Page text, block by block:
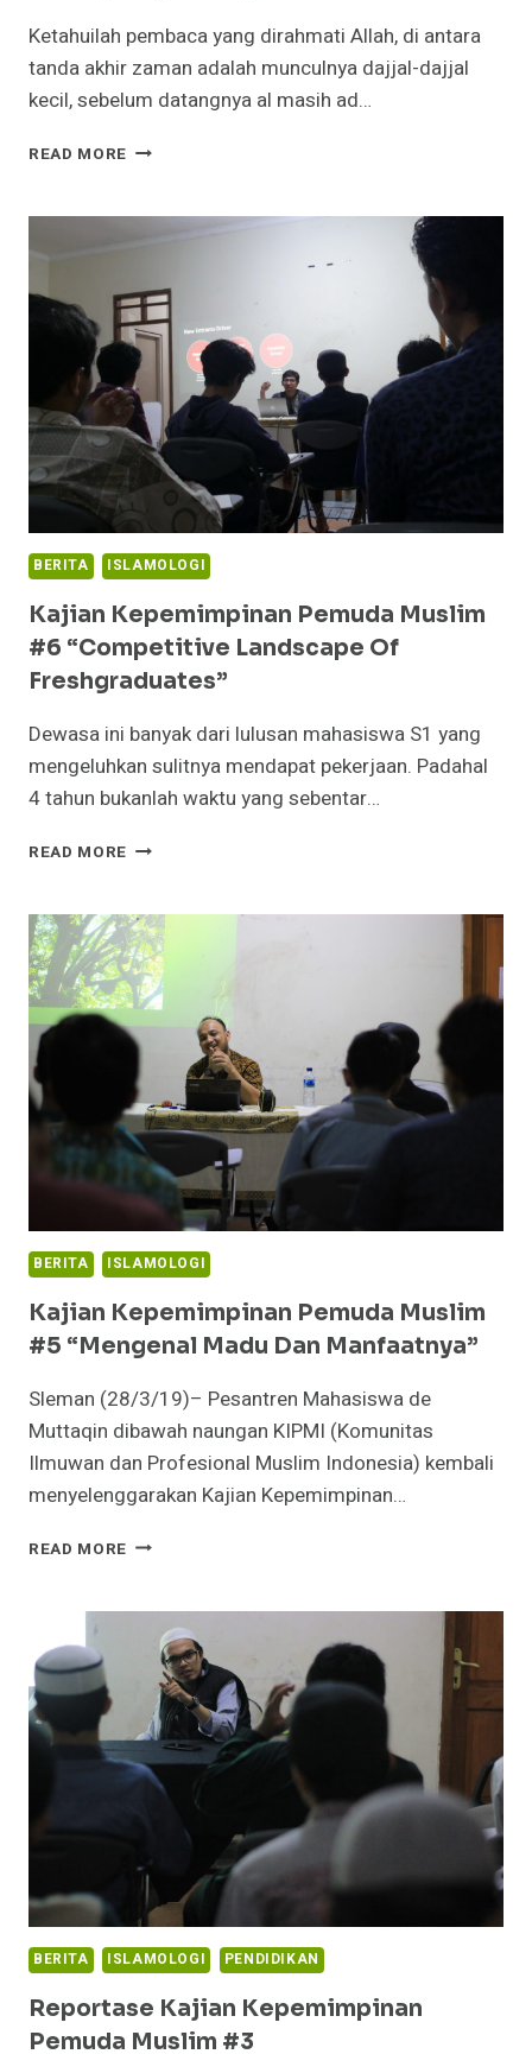
Ketahuilah pembaca yang dirahmati Allah, di antara
tanda akhir zaman adalah munculnya dajjal-dajjal
kecil, sebelum datangnya al masih ad…
READ MORE SEBELUM
BESAR,
DAJJAL-
DAJJAL
KECIL
BERITA ISLAMOLOGI
Kajian Kepemimpinan Pemuda Muslim
#6 “Competitive Landscape Of
Freshgraduates”
Dewasa ini banyak dari lulusan mahasiswa S1 yang
mengeluhkan sulitnya mendapat pekerjaan. Padahal
4 tahun bukanlah waktu yang sebentar…
READ MORE KAJIAN
MUSLIM
#6
“COMPETITIVE
LANDSCAPE
FRESHGRADUATES”
BERITA ISLAMOLOGI
Kajian Kepemimpinan Pemuda Muslim
#5 “Mengenal Madu Dan Manfaatnya”
Sleman (28/3/19)– Pesantren Mahasiswa de
Muttaqin dibawah naungan KIPMI (Komunitas
Ilmuwan dan Profesional Muslim Indonesia) kembali
menyelenggarakan Kajian Kepemimpinan…
READ MORE KAJIAN
MUSLIM
“MENGENAL
MADU
DAN
MANFAATNYA”
BERITA ISLAMOLOGI PENDIDIKAN
Reportase Kajian Kepemimpinan
Pemuda Muslim #3